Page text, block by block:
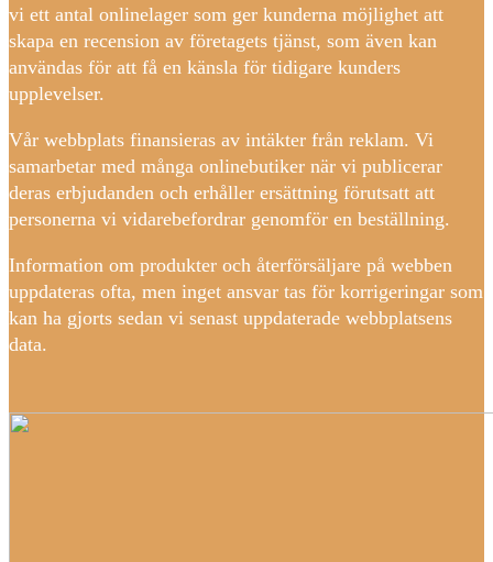
vi ett antal onlinelager som ger kunderna möjlighet att
skapa en recension av företagets tjänst, som även kan
användas för att få en känsla för tidigare kunders
upplevelser.
Vår webbplats finansieras av intäkter från reklam. Vi
samarbetar med många onlinebutiker när vi publicerar
deras erbjudanden och erhåller ersättning förutsatt att
personerna vi vidarebefordrar genomför en beställning.
Information om produkter och återförsäljare på webben
uppdateras ofta, men inget ansvar tas för korrigeringar som
kan ha gjorts sedan vi senast uppdaterade webbplatsens
data.